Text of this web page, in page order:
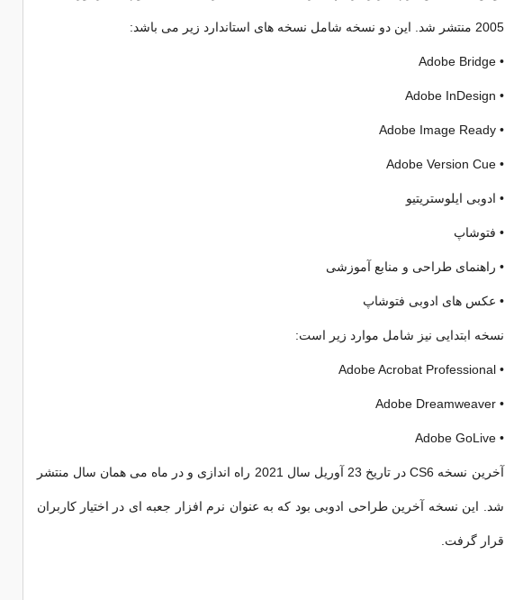
2005 منتشر شد. این دو نسخه شامل نسخه های استاندارد زیر می باشد:
• Adobe Bridge
• Adobe InDesign
• Adobe Image Ready
• Adobe Version Cue
• ادوبی ایلوستریتیو
• فتوشاپ
• راهنمای طراحی و منابع آموزشی
• عکس های ادوبی فتوشاپ
نسخه ابتدایی نیز شامل موارد زیر است:
• Adobe Acrobat Professional
• Adobe Dreamweaver
• Adobe GoLive
آخرین نسخه CS6 در تاریخ 23 آوریل سال 2021 راه اندازی و در ماه می همان سال منتشر
شد. این نسخه آخرین طراحی ادوبی بود که به عنوان نرم افزار جعبه ای در اختیار کاربران
قرار گرفت.